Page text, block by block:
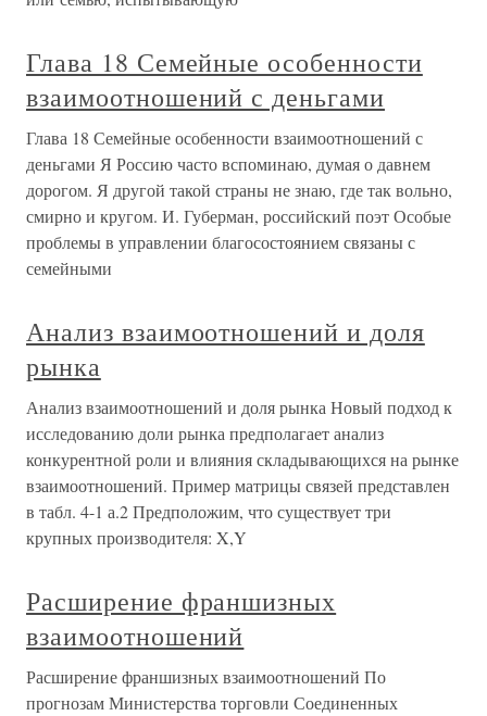
Глава 18 Семейные особенности
взаимоотношений с деньгами
Глава 18 Семейные особенности взаимоотношений с
деньгами Я Россию часто вспоминаю, думая о давнем
дорогом. Я другой такой страны не знаю, где так вольно,
смирно и кругом. И. Губерман, российский поэт Особые
проблемы в управлении благосостоянием связаны с
семейными
Анализ взаимоотношений и доля
рынка
Анализ взаимоотношений и доля рынка Новый подход к
исследованию доли рынка предполагает анализ
конкурентной роли и влияния складывающихся на рынке
взаимоотношений. Пример матрицы связей представлен
в табл. 4-1 а.2 Предположим, что существует три
крупных производителя: X,Y
Расширение франшизных
взаимоотношений
Расширение франшизных взаимоотношений По
прогнозам Министерства торговли Соединенных